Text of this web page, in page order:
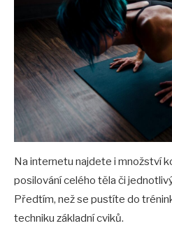
Na internetu najdete i množství
posilování celého těla či
Předtím, než se pustíte do
techniku ​​základní cviků.